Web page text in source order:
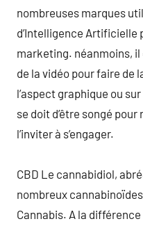
nombreuses marques
d’Intelligence Artificielle
marketing. néanmoins,
de la vidéo pour faire de
l’aspect graphique ou
se doit d’être songé
l’inviter à s’engager.
CBD Le cannabidiol,
nombreux
Cannabis. A la différence